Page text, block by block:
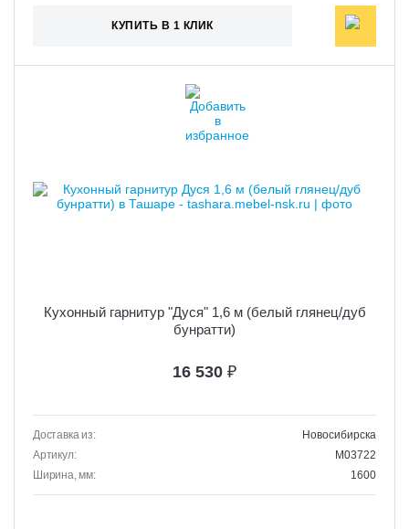
КУПИТЬ В 1 КЛИК
Кухонный гарнитур "Дуся" 1,6 м (белый глянец/дуб
бунратти)
16 530 ₽
Доставка из:
Новосибирска
Артикул:
M03722
Ширина, мм:
1600